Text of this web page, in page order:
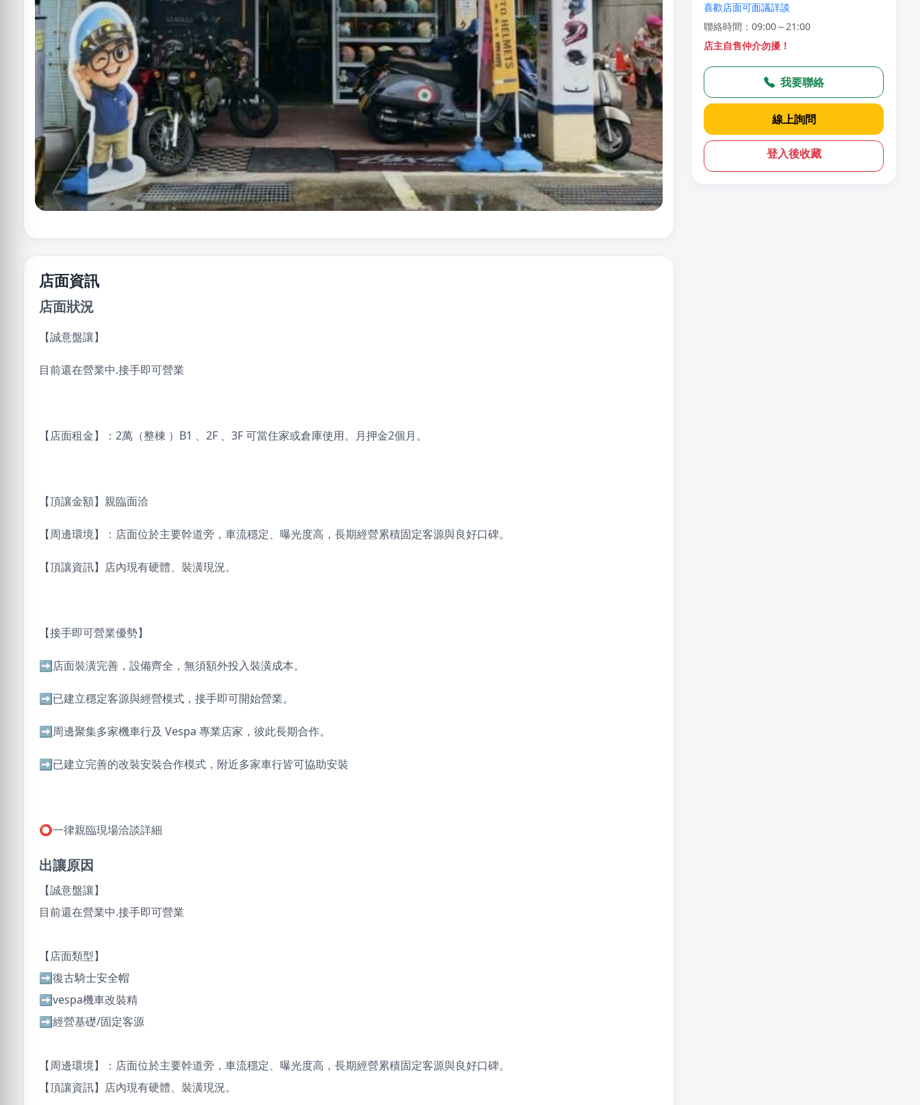
店面資訊
店面狀況
【誠意盤讓】
目前還在營業中.接手即可營業
【店面租金】：2萬（整棟 ）B1 、2F 、3F 可當住家或倉庫使用。月押金2個月。
【頂讓金額】親臨面洽
【周邊環境】：店面位於主要幹道旁，車流穩定、曝光度高，長期經營累積固定客源與良好口碑。
【頂讓資訊】店內現有硬體、裝潢現況。
【接手即可營業優勢】
➡️店面裝潢完善，設備齊全，無須額外投入裝潢成本。
➡️已建立穩定客源與經營模式，接手即可開始營業。
➡️周邊聚集多家機車行及 Vespa 專業店家，彼此長期合作。
➡️已建立完善的改裝安裝合作模式，附近多家車行皆可協助安裝
⭕️一律親臨現場洽談詳細
出讓原因
【誠意盤讓】
目前還在營業中.接手即可營業
【店面類型】
➡️復古騎士安全帽
➡️vespa機車改裝精
➡️經營基礎/固定客源
【周邊環境】：店面位於主要幹道旁，車流穩定、曝光度高，長期經營累積固定客源與良好口碑。
【頂讓資訊】店內現有硬體、裝潢現況。
喜歡店面可面議詳談
聯絡時間：09:00～21:00
店主自售仲介勿擾！
我要聯絡
線上詢問
登入後收藏